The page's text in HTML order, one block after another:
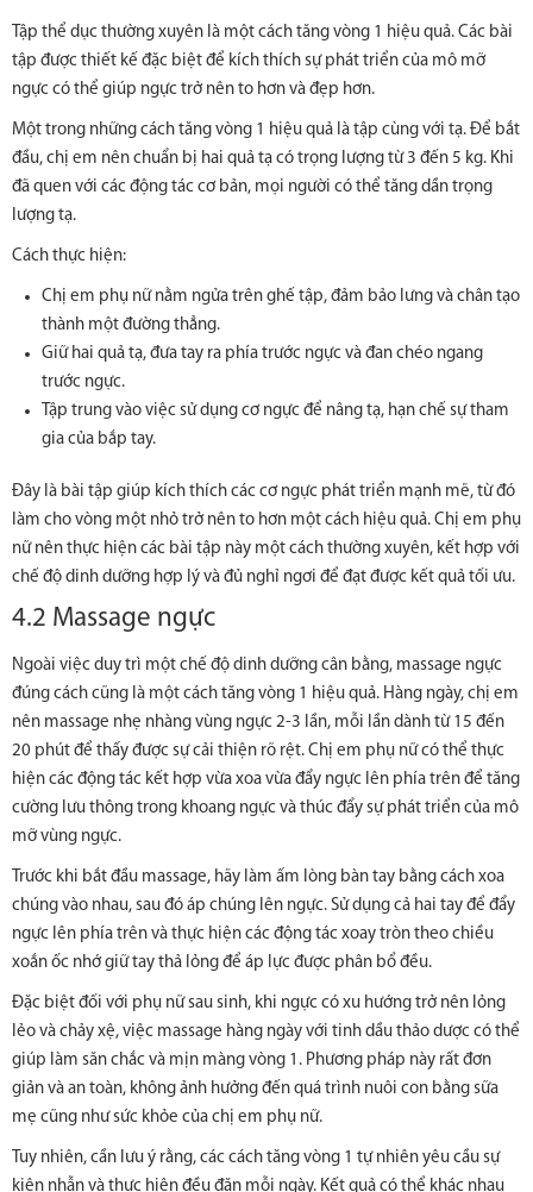
Tập thể dục thường xuyên là một cách tăng vòng 1 hiệu quả. Các bài
tập được thiết kế đặc biệt để kích thích sự phát triển của mô mỡ
ngực có thể giúp ngực trở nên to hơn và đẹp hơn.
Một trong những cách tăng vòng 1 hiệu quả là tập cùng với tạ. Để bắt
đầu, chị em nên chuẩn bị hai quả tạ có trọng lượng từ 3 đến 5 kg. Khi
đã quen với các động tác cơ bản, mọi người có thể tăng dần trọng
lượng tạ.
Cách thực hiện:
Chị em phụ nữ nằm ngửa trên ghế tập, đảm bảo lưng và chân tạo
thành một đường thẳng.
Giữ hai quả tạ, đưa tay ra phía trước ngực và đan chéo ngang
trước ngực.
Tập trung vào việc sử dụng cơ ngực để nâng tạ, hạn chế sự tham
gia của bắp tay.
Đây là bài tập giúp kích thích các cơ ngực phát triển mạnh mẽ, từ đó
làm cho vòng một nhỏ trở nên to hơn một cách hiệu quả. Chị em phụ
nữ nên thực hiện các bài tập này một cách thường xuyên, kết hợp với
chế độ dinh dưỡng hợp lý và đủ nghỉ ngơi để đạt được kết quả tối ưu.
4.2 Massage ngực
Ngoài việc duy trì một chế độ dinh dưỡng cân bằng, massage ngực
đúng cách cũng là một cách tăng vòng 1 hiệu quả. Hàng ngày, chị em
nên massage nhẹ nhàng vùng ngực 2-3 lần, mỗi lần dành từ 15 đến
20 phút để thấy được sự cải thiện rõ rệt. Chị em phụ nữ có thể thực
hiện các động tác kết hợp vừa xoa vừa đẩy ngực lên phía trên để tăng
cường lưu thông trong khoang ngực và thúc đẩy sự phát triển của mô
mỡ vùng ngực.
Trước khi bắt đầu massage, hãy làm ấm lòng bàn tay bằng cách xoa
chúng vào nhau, sau đó áp chúng lên ngực. Sử dụng cả hai tay để đẩy
ngực lên phía trên và thực hiện các động tác xoay tròn theo chiều
xoắn ốc nhớ giữ tay thả lỏng để áp lực được phân bổ đều.
Đặc biệt đối với phụ nữ sau sinh, khi ngực có xu hướng trở nên lỏng
lẻo và chảy xệ, việc massage hàng ngày với tinh dầu thảo dược có thể
giúp làm săn chắc và mịn màng vòng 1. Phương pháp này rất đơn
giản và an toàn, không ảnh hưởng đến quá trình nuôi con bằng sữa
mẹ cũng như sức khỏe của chị em phụ nữ.
Tuy nhiên, cần lưu ý rằng, các cách tăng vòng 1 tự nhiên yêu cầu sự
kiên nhẫn và thực hiện đều đặn mỗi ngày. Kết quả có thể khác nhau